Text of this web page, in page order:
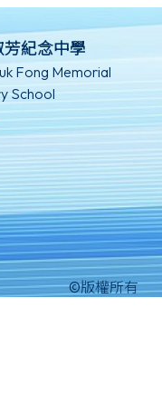
紀念中學
Fong Memorial
School
©版權所有